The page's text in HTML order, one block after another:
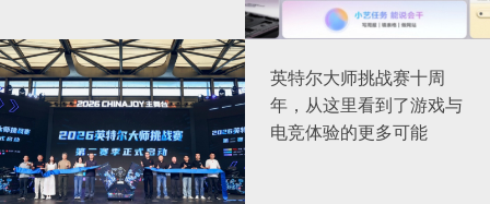
英特尔大师挑战赛十周
年，从这里看到了游戏与
电竞体验的更多可能